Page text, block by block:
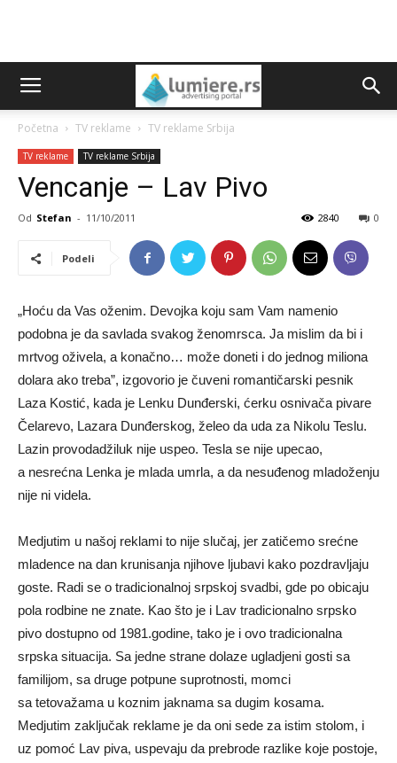
Početna TV reklame TV reklame Srbija
TV reklame TV reklame Srbija
Vencanje – Lav Pivo
Od Stefan - 11/10/2011 0
2840
Podeli
„Hoću da Vas oženim. Devojka koju sam Vam namenio
podobna je da savlada svakog ženomrsca. Ja mislim da bi i
mrtvog oživela, a konačno… može doneti i do jednog miliona
dolara ako treba”, izgovorio je čuveni romantičarski pesnik
Laza Kostić, kada je Lenku Dunđerski, ćerku osnivača pivare
Čelarevo, Lazara Dunđerskog, želeo da uda za Nikolu Teslu.
Lazin provodadžiluk nije uspeo. Tesla se nije upecao,
a nesrećna Lenka je mlada umrla, a da nesuđenog mladoženju
nije ni videla.
Medjutim u našoj reklami to nije slučaj, jer zatičemo srećne
mladence na dan krunisanja njihove ljubavi kako pozdravljaju
goste. Radi se o tradicionalnoj srpskoj svadbi, gde po obicaju
pola rodbine ne znate. Kao što je i Lav tradicionalno srpsko
pivo dostupno od 1981.godine, tako je i ovo tradicionalna
srpska situacija. Sa jedne strane dolaze ugladjeni gosti sa
familijom, sa druge potpune suprotnosti, momci
sa tetovažama u koznim jaknama sa dugim kosama.
Medjutim zaključak reklame je da oni sede za istim stolom, i
uz pomoć Lav piva, uspevaju da prebrode razlike koje postoje,